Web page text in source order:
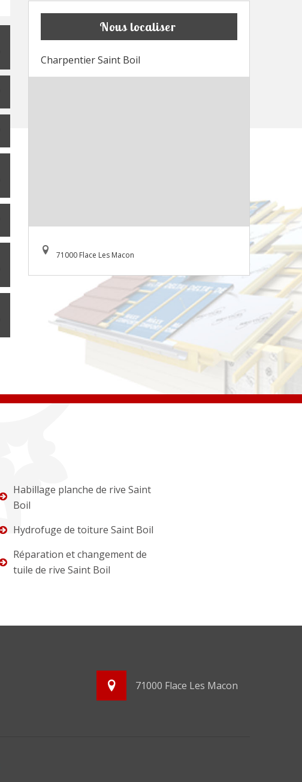
Nous localiser
Charpentier Saint Boil
71000 Flace Les Macon
Habillage planche de rive Saint
Boil
Hydrofuge de toiture Saint Boil
Réparation et changement de
tuile de rive Saint Boil
71000 Flace Les Macon